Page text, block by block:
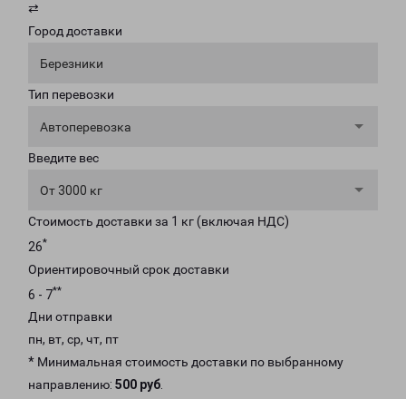
⇄
Город доставки
Березники
Тип перевозки
Автоперевозка
Введите вес
От 3000 кг
Стоимость доставки за 1 кг (включая НДС)
26*
Ориентировочный срок доставки
6 - 7**
Дни отправки
пн, вт, ср, чт, пт
* Минимальная стоимость доставки по выбранному
направлению: 500 руб.